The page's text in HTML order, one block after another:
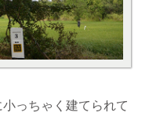
っちゃく建てられて